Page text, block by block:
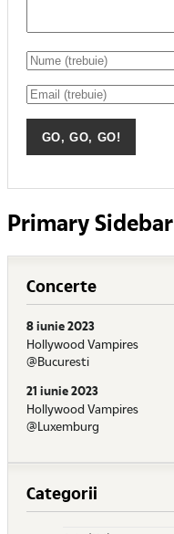
Primary Sidebar
Concerte
8 iunie 2023
Hollywood Vampires
@Bucuresti
21 iunie 2023
Hollywood Vampires
@Luxemburg
Categorii